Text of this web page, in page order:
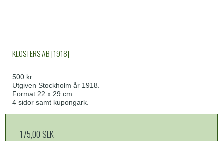
KLOSTERS AB [1918]
500 kr.
Utgiven Stockholm år 1918.
Format 22 x 29 cm.
4 sidor samt kupongark.
175,00 SEK